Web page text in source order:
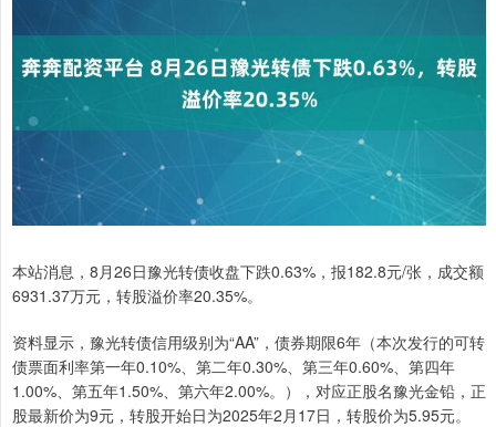
本站消息，8月26日豫光转债收盘下跌0.63%，报182.8元/张，成交额
6931.37万元，转股溢价率20.35%。
资料显示，豫光转债信用级别为“AA”，债券期限6年（本次发行的可转
债票面利率第一年0.10%、第二年0.30%、第三年0.60%、第四年
1.00%、第五年1.50%、第六年2.00%。），对应正股名豫光金铅，正
股最新价为9元，转股开始日为2025年2月17日，转股价为5.95元。